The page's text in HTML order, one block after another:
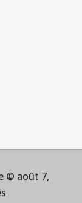
© août 7,